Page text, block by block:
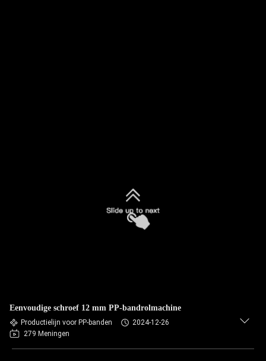
Eenvoudige schroef 12 mm PP-bandrolmachine
Productielijn voor PP-banden
2024-12-26
279 Meningen